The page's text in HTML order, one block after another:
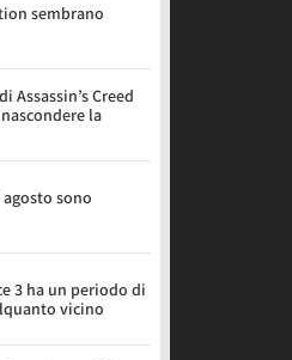
sembrano
Assassin’s Creed
la
sono
3 ha un periodo di
vicino